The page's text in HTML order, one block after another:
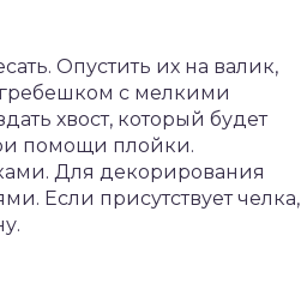
Опустить их на валик,
гребешком с мелкими
хвост, который будет
помощи плойки.
Для декорирования
Если присутствует челка,